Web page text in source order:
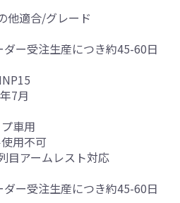
他適合/グレード
ー受注生産につき約45-60日
7月
車用
用不可
目アームレスト対応
ー受注生産につき約45-60日